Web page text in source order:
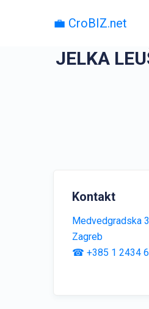
💼 CroBIZ.net
JELKA
Kontakt
Medvedgradska
Zagreb
☎ +385 1 2434